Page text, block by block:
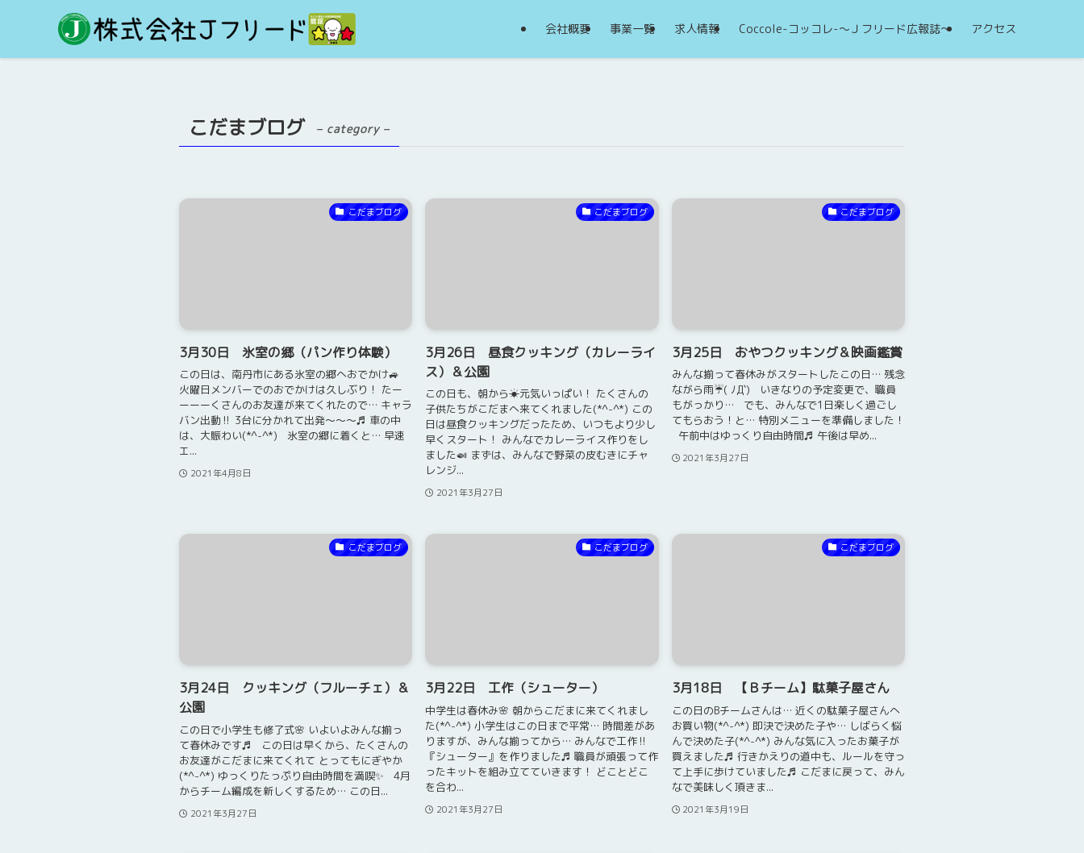
会社概要 事業一覧 求人情報 Coccole-コッコレ-～Ｊフリード広報誌～ アクセス
こだまブログ – category –
こだまブログ
3月30日 氷室の郷（パン作り体験）
この日は、南丹市にある氷室の郷へおでかけ🚙
火曜日メンバーでのおでかけは久しぶり！ たー
ーーーくさんのお友達が来てくれたので… キャラ
バン出動‼ 3台に分かれて出発～～～♬ 車の中
は、大賑わい(*^-^*) 氷室の郷に着くと… 早速
エ...
2021年4月8日
こだまブログ
3月26日 昼食クッキング（カレーライ
ス）＆公園
この日も、朝から☀元気いっぱい！ たくさんの
子供たちがこだまへ来てくれました(*^-^*) この
日は昼食クッキングだったため、いつもより少し
早くスタート！ みんなでカレーライス作りをし
ました🍛 まずは、みんなで野菜の皮むきにチャ
レンジ...
2021年3月27日
こだまブログ
3月25日 おやつクッキング＆映画鑑賞
みんな揃って春休みがスタートしたこの日… 残念
ながら雨☔( ﾉД`) いきなりの予定変更で、職員
もがっかり… でも、みんなで1日楽しく過ごし
てもらおう！と… 特別メニューを準備しました！
午前中はゆっくり自由時間♬ 午後は早め...
2021年3月27日
こだまブログ
3月24日 クッキング（フルーチェ）＆
公園
この日で小学生も修了式🌸 いよいよみんな揃っ
て春休みです♬ この日は早くから、たくさんの
お友達がこだまに来てくれて とってもにぎやか
(*^-^*) ゆっくりたっぷり自由時間を満喫✨ 4月
からチーム編成を新しくするため… この日...
2021年3月27日
こだまブログ
3月22日 工作（シューター）
中学生は春休み🌸 朝からこだまに来てくれまし
た(*^-^*) 小学生はこの日まで平常… 時間差があ
りますが、みんな揃ってから… みんなで工作‼
『シューター』を作りました♬ 職員が頑張って作
ったキットを組み立てていきます！ どことどこ
を合わ...
2021年3月27日
こだまブログ
3月18日 【Ｂチーム】駄菓子屋さん
この日のBチームさんは… 近くの駄菓子屋さんへ
お買い物(*^-^*) 即決で決めた子や… しばらく悩
んで決めた子(*^-^*) みんな気に入ったお菓子が
買えました♬ 行きかえりの道中も、ルールを守っ
て上手に歩けていました♬ こだまに戻って、みん
なで美味しく頂きま...
2021年3月19日